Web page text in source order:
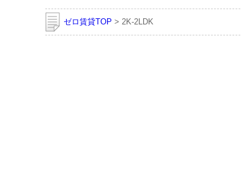
ゼロ賃貸TOP > 2K-2LDK